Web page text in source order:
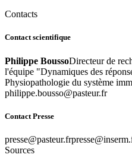
Contacts
Contact scientifique
Philippe BoussoDirecteur de
l'équipe "Dynamiques des
Physiopathologie du système
rf.ruetsap@ossuob.eppilihp
Contact Presse
rf.ruetsap@esserp
Sources